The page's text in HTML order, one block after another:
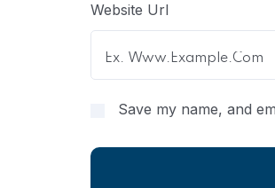
Website Url
Save my name, and